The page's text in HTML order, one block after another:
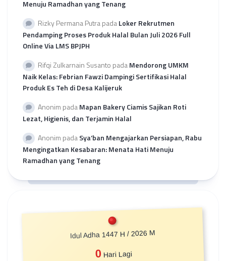
Menuju Ramadhan yang Tenang
Rizky Permana PutrapadaLoker Rekrutmen
Pendamping Proses Produk Halal Bulan Juli 2026 Full
Online Via LMS BPJPH
Rifqi Zulkarnain Susanto padaMendorong UMKM
Naik Kelas: Febrian Fawzi Dampingi Sertifikasi Halal
Produk Es Teh di Desa Kalijeruk
Anonim padaMapan Bakery Ciamis Sajikan Roti
Lezat, Higienis, dan Terjamin Halal
Anonim padaSya’ban Mengajarkan Persiapan, Rabu
Mengingatkan Kesabaran: Menata Hati Menuju
Ramadhan yang Tenang
Idul Adha 1447 H / 2026 M
0 Hari Lagi